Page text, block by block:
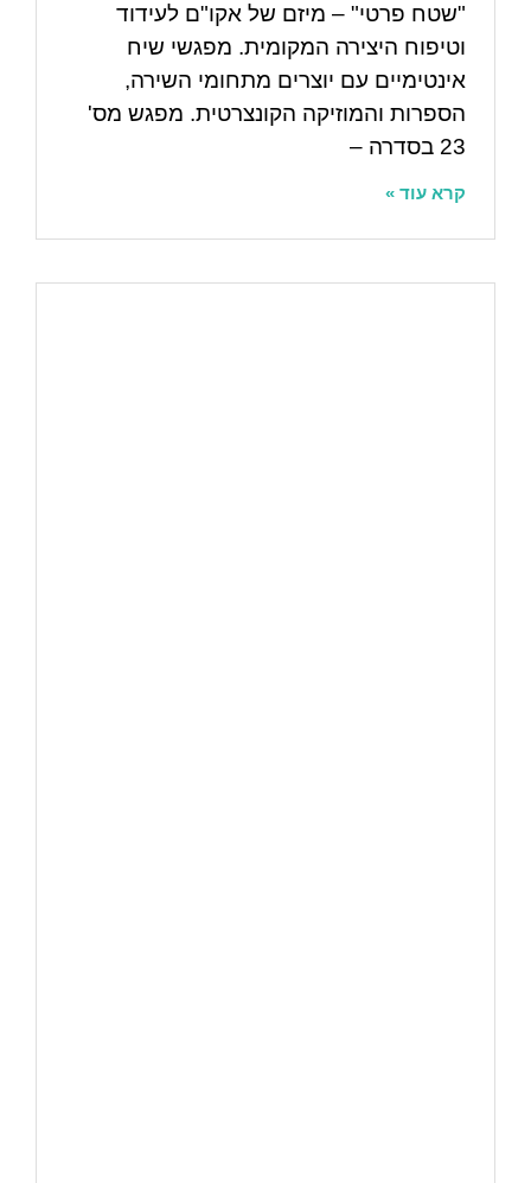
"שטח פרטי" – מיזם של אקו"ם לעידוד
וטיפוח היצירה המקומית. מפגשי שיח
אינטימיים עם יוצרים מתחומי השירה,
הספרות והמוזיקה הקונצרטית. מפגש מס'
23 בסדרה –
קרא עוד »